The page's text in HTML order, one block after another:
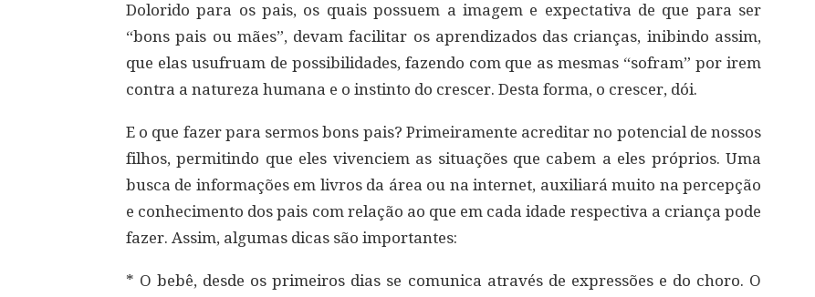
Dolorido para os pais, os quais possuem a imagem e expectativa de que para ser
“bons pais ou mães”, devam facilitar os aprendizados das crianças, inibindo assim,
que elas usufruam de possibilidades, fazendo com que as mesmas “sofram” por irem
contra a natureza humana e o instinto do crescer. Desta forma, o crescer, dói.
E o que fazer para sermos bons pais? Primeiramente acreditar no potencial de nossos
filhos, permitindo que eles vivenciem as situações que cabem a eles próprios. Uma
busca de informações em livros da área ou na internet, auxiliará muito na percepção
e conhecimento dos pais com relação ao que em cada idade respectiva a criança pode
fazer. Assim, algumas dicas são importantes:
* O bebê, desde os primeiros dias se comunica através de expressões e do choro. O